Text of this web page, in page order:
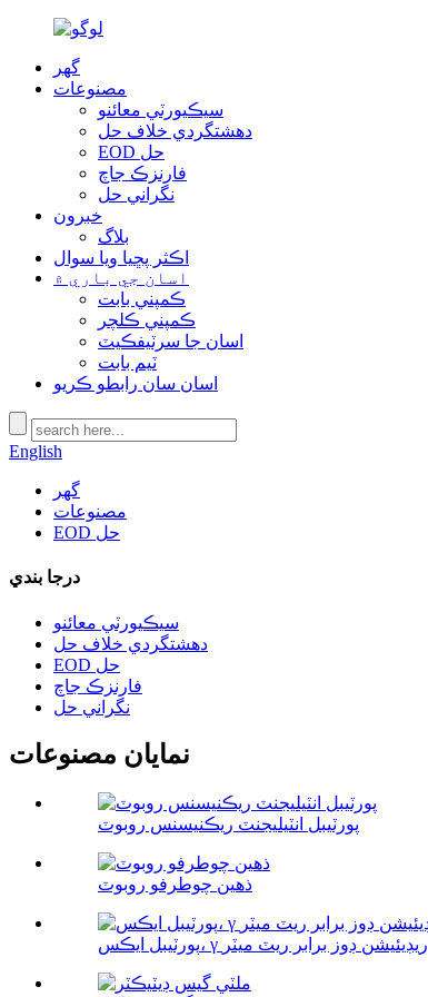
گھر
مصنوعات
سيڪيورٽي معائنو
دهشتگردي خلاف حل
EOD حل
فارنزڪ جاچ
نگراني حل
خبرون
بلاگ
اڪثر پڇيا ويا سوال
اسان جي باري ۾
ڪمپني بابت
ڪمپني ڪلچر
اسان جا سرٽيفڪيٽ
ٽيم بابت
اسان سان رابطو ڪريو
English
گھر
مصنوعات
EOD حل
درجا بندي
سيڪيورٽي معائنو
دهشتگردي خلاف حل
EOD حل
فارنزڪ جاچ
نگراني حل
نمايان مصنوعات
پورٽيبل انٽيليجنٽ ريڪنيسنس روبوٽ
ذهين چوطرفو روبوٽ
پورٽيبل ايڪس، γ ريڊيئيشن ڊوز برابر ريٽ ميٽر